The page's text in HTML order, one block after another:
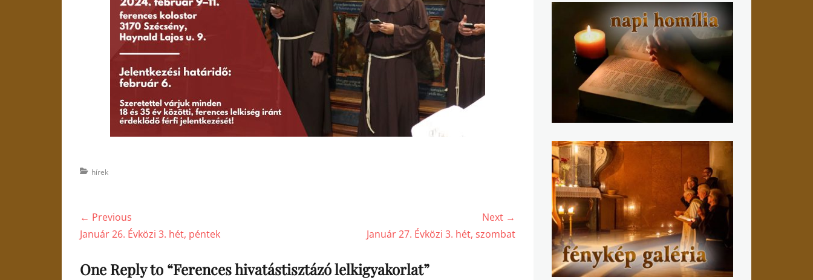
Categories
hírek
Bejegyzés
navigáció
← Previous
Previous
Január 26. Évközi 3. hét, péntek
Next →
Január 27. Évközi 3. hét, szombat
One Reply to “Ferences hivatástisztázó lelkigyakorlat”